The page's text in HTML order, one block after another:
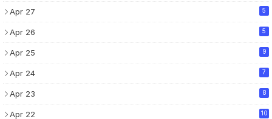
Apr 27 5
Apr 26 5
Apr 25 9
Apr 24 7
Apr 23 8
Apr 22 10